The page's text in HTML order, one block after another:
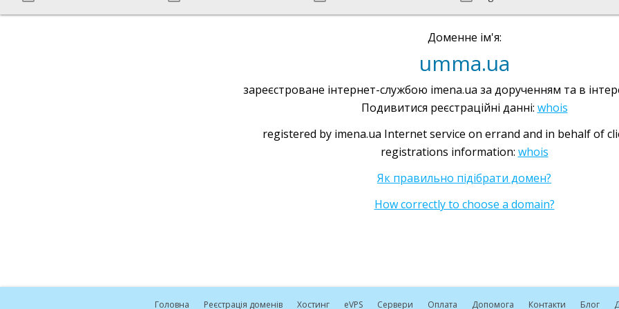
Доменне ім'я:
umma.ua
зареєстроване інтернет-службою imena.ua за дорученням та в
Подивитися реєстраційні данні: whois
registered by imena.ua Internet service on errand and in behalf of
registrations information: whois
Як правильно підібрати домен?
How correctly to choose a domain?
Головна Реєстрація доменів Хостинг eVPS Сервери Оплата Допомога Контакти Блог